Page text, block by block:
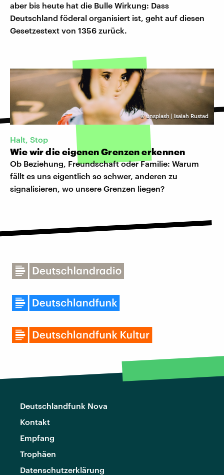
aber bis heute hat die Bulle Wirkung: Dass
Deutschland föderal organisiert ist, geht auf diesen
Gesetzestext von 1356 zurück.
©unsplash | Isaiah Rustad
Halt, Stop
Wie wir die eigenen Grenzen erkennen
Ob Beziehung, Freundschaft oder Familie: Warum
fällt es uns eigentlich so schwer, anderen zu
signalisieren, wo unsere Grenzen liegen?
Deutschlandfunk Nova
Kontakt
Empfang
Trophäen
Datenschutzerklärung